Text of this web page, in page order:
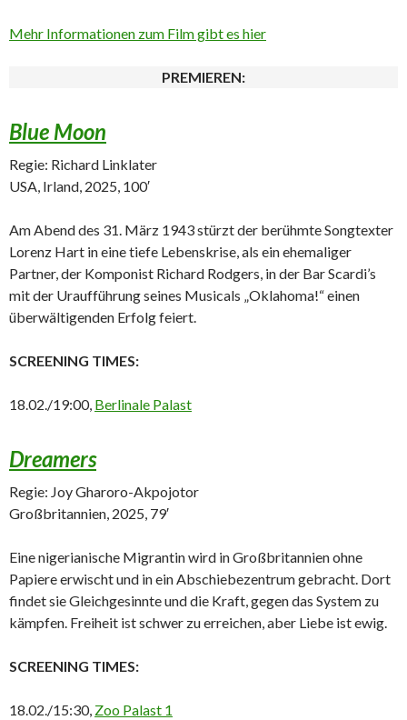
Mehr Informationen zum Film gibt es hier
PREMIEREN:
Blue Moon
Regie: Richard Linklater
USA, Irland, 2025, 100′
Am Abend des 31. März 1943 stürzt der berühmte Songtexter
Lorenz Hart in eine tiefe Lebenskrise, als ein ehemaliger
Partner, der Komponist Richard Rodgers, in der Bar Scardi’s
mit der Uraufführung seines Musicals „Oklahoma!“ einen
überwältigenden Erfolg feiert.
SCREENING TIMES:
18.02./19:00, Berlinale Palast
Dreamers
Regie: Joy Gharoro-Akpojotor
Großbritannien, 2025, 79′
Eine nigerianische Migrantin wird in Großbritannien ohne
Papiere erwischt und in ein Abschiebezentrum gebracht. Dort
findet sie Gleichgesinnte und die Kraft, gegen das System zu
kämpfen. Freiheit ist schwer zu erreichen, aber Liebe ist ewig.
SCREENING TIMES:
18.02./15:30, Zoo Palast 1